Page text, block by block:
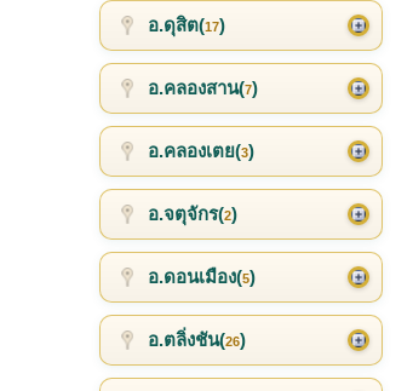
อ.ดุสิต(17)
อ.คลองสาน(7)
อ.คลองเตย(3)
อ.จตุจักร(2)
อ.ดอนเมือง(5)
อ.ตลิ่งชัน(26)